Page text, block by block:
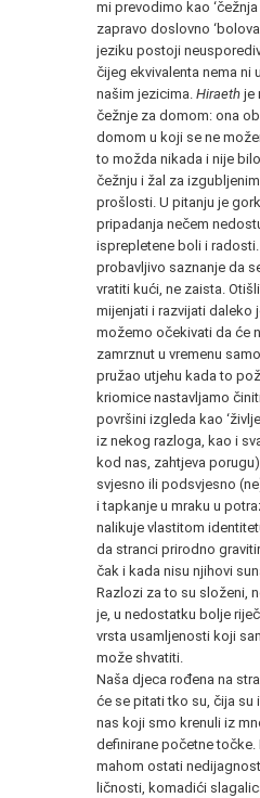
mi prevodimo kao
zapravo doslovno
jeziku postoji
čijeg ekvivalenta nema ni
našim jezicima. Hiraeth je
čežnje za domom: ona
domom u koji se ne
to možda nikada i nije
čežnju i žal za
prošlosti. U pitanju je
pripadanja nečem
isprepletene boli i
probavljivo saznanje da
vratiti kući, ne zaista.
mijenjati i razvijati daleko
možemo očekivati da će
zamrznut u vremenu
pružao utjehu kada to
kriomice nastavljamo
površini izgleda kao
iz nekog razloga, kao i
kod nas, zahtjeva
svjesno ili podsvjesno
i tapkanje u mraku u
nalikuje vlastitom
da stranci prirodno
čak i kada nisu njihovi
Razlozi za to su složeni,
je, u nedostatku bolje
vrsta usamljenosti koji
može shvatiti.
Naša djeca rođena na
će se pitati tko su, čija su
nas koji smo krenuli iz
definirane početne
mahom ostati
ličnosti, komadići